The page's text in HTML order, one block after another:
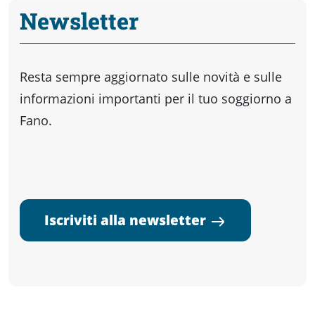
Newsletter
Resta sempre aggiornato sulle novità e sulle
informazioni importanti per il tuo soggiorno a
Fano.
Iscriviti alla newsletter